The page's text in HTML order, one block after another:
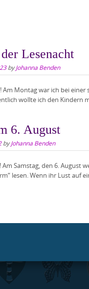
Lesenacht
byJohanna Benden
Montag war ich bei
wollte ich den
6. August
byJohanna Benden
Samstag, den 6. August
lesen. Wenn ihr Lust